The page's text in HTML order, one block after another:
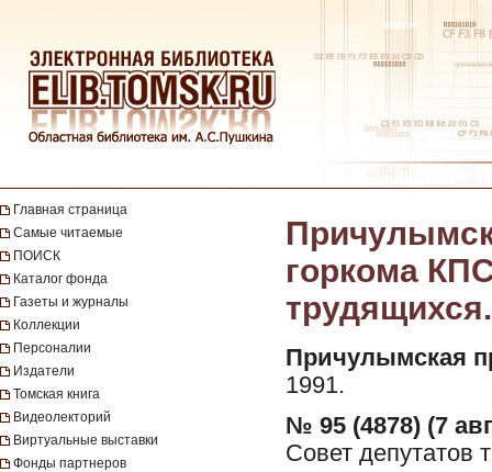
Главная страница
Самые читаемые
ПОИСК
Каталог фонда
Газеты и журналы
Коллекции
Персоналии
Издатели
Томская книга
Видеолекторий
Виртуальные выставки
Фонды партнеров
горкома
Причулымская
1991.
№ 95 (4878) (7
Совет депутатов